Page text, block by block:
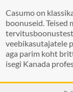
Casumo on
boonuseid. Teised
veebikasutajatele
aga parim koht
isegi Kanada